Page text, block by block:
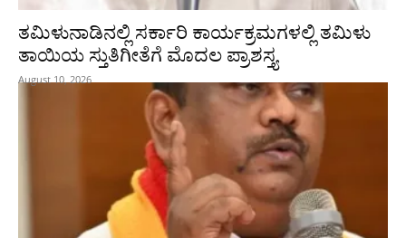
ತಮಿಳುನಾಡಿನಲ್ಲಿ ಸರ್ಕಾರಿ ಕಾರ್ಯಕ್ರಮಗಳಲ್ಲಿ ತಮಿಳು
ತಾಯಿಯ ಸ್ತುತಿಗೀತೆಗೆ ಮೊದಲ ಪ್ರಾಶಸ್ತ್ಯ
August 10, 2026